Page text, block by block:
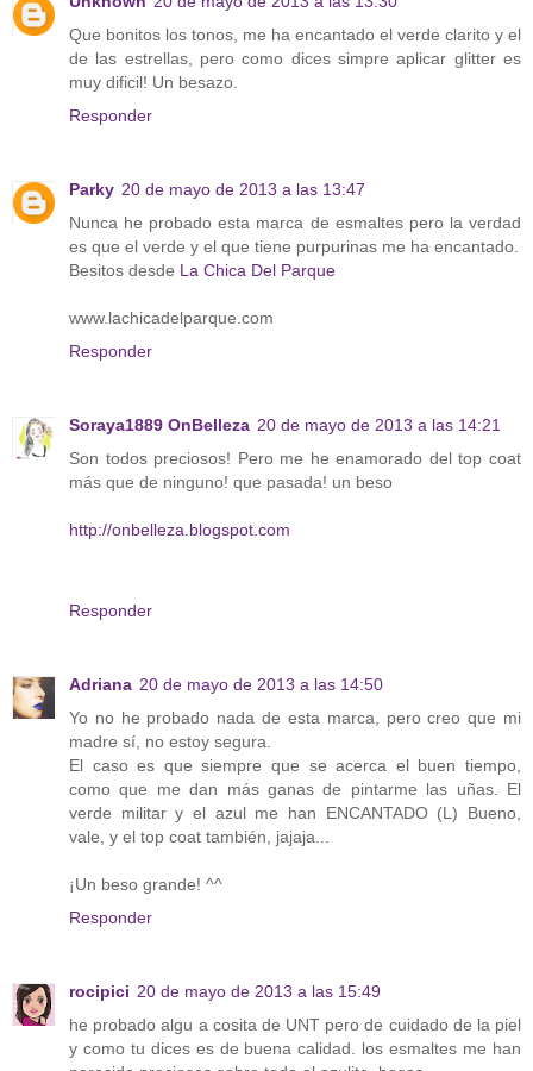
Que bonitos los tonos, me ha encantado el verde clarito y el
de las estrellas, pero como dices simpre aplicar glitter es
muy dificil! Un besazo.
Responder
Parky 20 de mayo de 2013 a las 13:47
Nunca he probado esta marca de esmaltes pero la verdad
es que el verde y el que tiene purpurinas me ha encantado.
Besitos desde La Chica Del Parque
www.lachicadelparque.com
Responder
Soraya1889 OnBelleza 20 de mayo de 2013 a las 14:21
Son todos preciosos! Pero me he enamorado del top coat
más que de ninguno! que pasada! un beso
http://onbelleza.blogspot.com
Responder
Adriana 20 de mayo de 2013 a las 14:50
Yo no he probado nada de esta marca, pero creo que mi
madre sí, no estoy segura.
El caso es que siempre que se acerca el buen tiempo,
como que me dan más ganas de pintarme las uñas. El
verde militar y el azul me han ENCANTADO (L) Bueno,
vale, y el top coat también, jajaja...
¡Un beso grande! ^^
Responder
rocipici 20 de mayo de 2013 a las 15:49
he probado algu a cosita de UNT pero de cuidado de la piel
y como tu dices es de buena calidad. los esmaltes me han